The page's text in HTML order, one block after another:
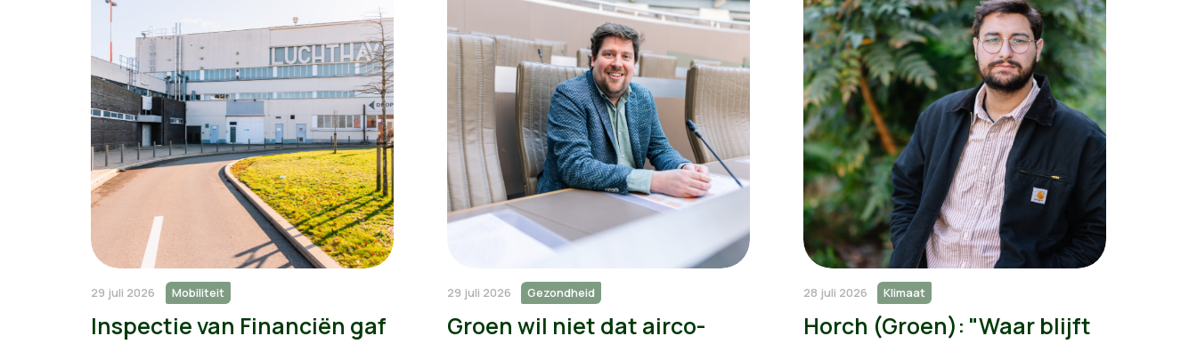
29 juli 2026 Mobiliteit
Inspectie van Financiën gaf
29 juli 2026 Gezondheid
Groen wil niet dat airco-
28 juli 2026 Klimaat
Horch (Groen): "Waar blijft